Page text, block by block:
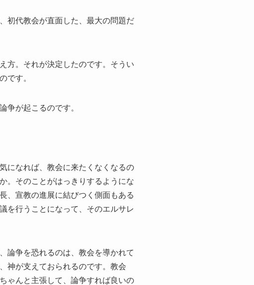
初代教会が直面した、最大の問題だ
方。それが決定したのです。そうい
です。
争が起こるのです。
になれば、教会に来たくなくなるの
。そのことがはっきりするようにな
、宣教の進展に結びつく側面もある
を行うことになって、そのエルサレ
論争を恐れるのは、教会を導かれて
神が支えておられるのです。教会
ゃんと主張して、論争すれば良いの